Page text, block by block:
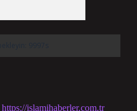
https://islamihaberler.com.tr